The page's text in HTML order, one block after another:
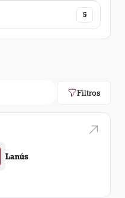
5
Filtros
Lanús